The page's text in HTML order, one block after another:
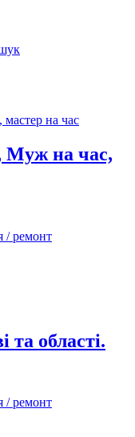
Муж на час,
/ ремонт
та області.
/ ремонт